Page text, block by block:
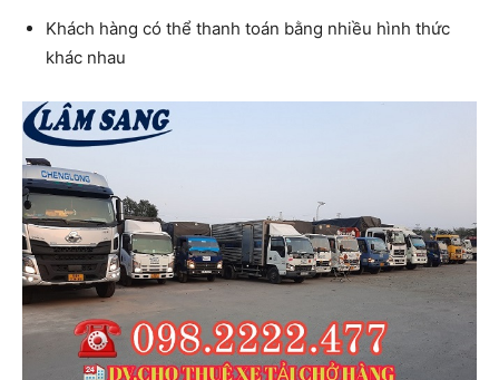
Khách hàng có thể thanh toán bằng nhiều hình thức
khác nhau